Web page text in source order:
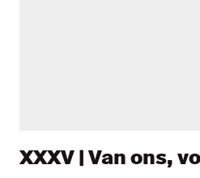
XXXV | Van ons,